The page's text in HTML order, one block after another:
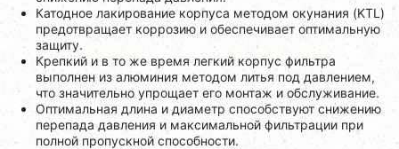
Катодное лакирование корпуса методом окунания (KTL)
предотвращает коррозию и обеспечивает оптимальную
защиту.
Крепкий и в то же время легкий корпус фильтра
выполнен из алюминия методом литья под давлением,
что значительно упрощает его монтаж и обслуживание.
Оптимальная длина и диаметр способствуют снижению
перепада давления и максимальной фильтрации при
полной пропускной способности.